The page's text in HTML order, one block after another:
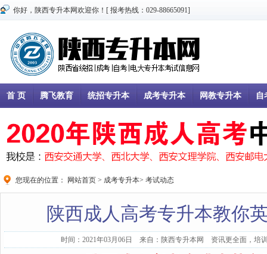
你好，陕西专升本网欢迎你！[ 报考热线：029-88665091]
首 页 腾飞教育 统招专升本 成考专升本 网教专升本 自
您现在的位置： 网站首页 > 成考专升本> 考试动态
陕西成人高考专升本教你
时间：2021年03月06日 来自：陕西专升本网 资讯更全面，培